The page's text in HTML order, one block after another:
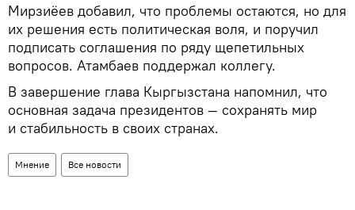
Мирзиёев добавил, что проблемы остаются, но для
их решения есть политическая воля, и поручил
подписать соглашения по ряду щепетильных
вопросов. Атамбаев поддержал коллегу.
В завершение глава Кыргызстана напомнил, что
основная задача президентов — сохранять мир
и стабильность в своих странах.
Мнение Все новости